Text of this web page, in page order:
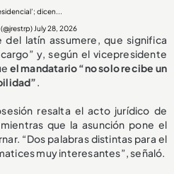
dicen...
July 28, 2026
del latín assumere, que significa
y, según el vicepresidente
el mandatario “no solo recibe un
.
resalta el acto jurídico de
que la asunción pone el
“Dos palabras distintas para el
muy interesantes”, señaló.